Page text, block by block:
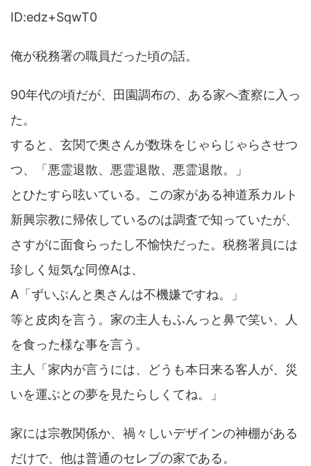
ID:edz+SqwT0
俺が税務署の職員だった頃の話。
90年代の頃だが、田園調布の、ある家へ査察に入っ
た。
すると、玄関で奥さんが数珠をじゃらじゃらさせつ
つ、「悪霊退散、悪霊退散、悪霊退散。」
とひたすら呟いている。この家がある神道系カルト
新興宗教に帰依しているのは調査で知っていたが、
さすがに面食らったし不愉快だった。税務署員には
珍しく短気な同僚Aは、
A「ずいぶんと奥さんは不機嫌ですね。」
等と皮肉を言う。家の主人もふんっと鼻で笑い、人
を食った様な事を言う。
主人「家内が言うには、どうも本日来る客人が、災
いを運ぶとの夢を見たらしくてね。」
家には宗教関係か、禍々しいデザインの神棚がある
だけで、他は普通のセレブの家である。